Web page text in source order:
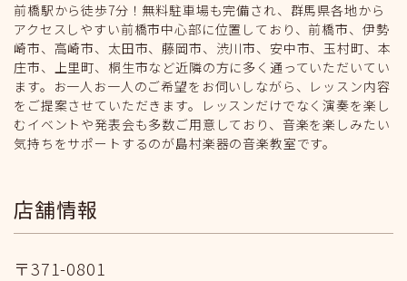
前橋駅から徒歩7分！無料駐車場も完備され、群馬県各地から
アクセスしやすい前橋市中心部に位置しており、前橋市、伊勢
崎市、高崎市、太田市、藤岡市、渋川市、安中市、玉村町、本
庄市、上里町、桐生市など近隣の方に多く通っていただいてい
ます。お一人お一人のご希望をお伺いしながら、レッスン内容
をご提案させていただきます。レッスンだけでなく演奏を楽し
むイベントや発表会も多数ご用意しており、音楽を楽しみたい
気持ちをサポートするのが島村楽器の音楽教室です。
店舗情報
〒371-0801